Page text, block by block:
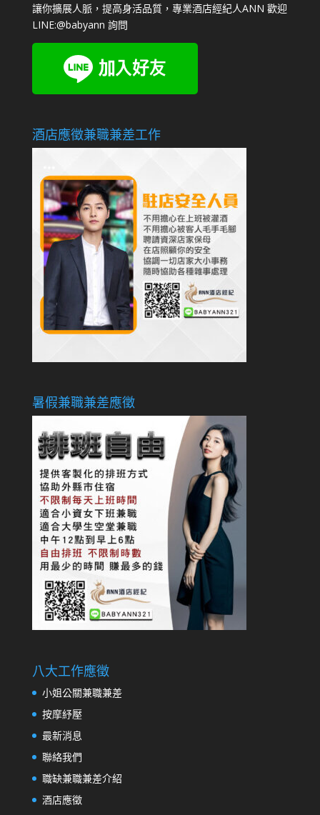
讓你擴展人脈，提高身活品質，專業酒店經紀人ANN 歡迎
LINE:@babyann 詢問
酒店應徵兼職兼差工作
暑假兼職兼差應徵
八大工作應徵
小姐公關兼職兼差
按摩紓壓
最新消息
聯絡我們
職缺兼職兼差介紹
酒店應徵